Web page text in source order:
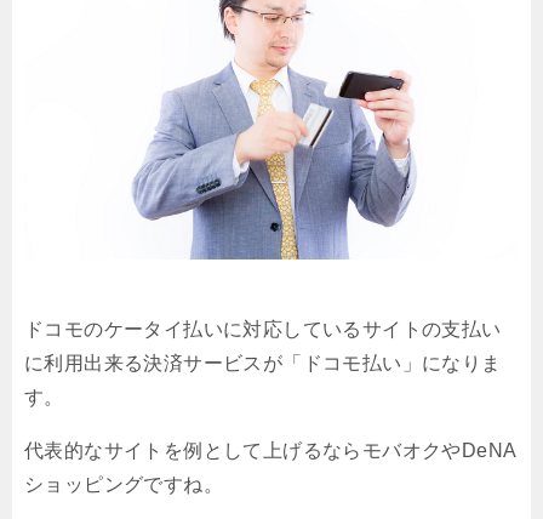
ドコモのケータイ払いに対応しているサイトの支払い
に利用出来る決済サービスが「ドコモ払い」になりま
す。
代表的なサイトを例として上げるならモバオクやDeNA
ショッピングですね。